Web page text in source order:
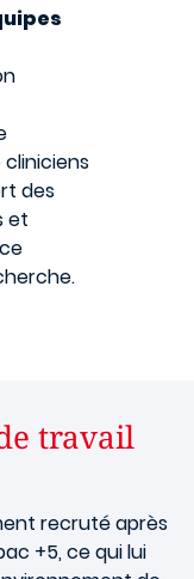
des
et
travail
recruté après
+5, ce qui lui